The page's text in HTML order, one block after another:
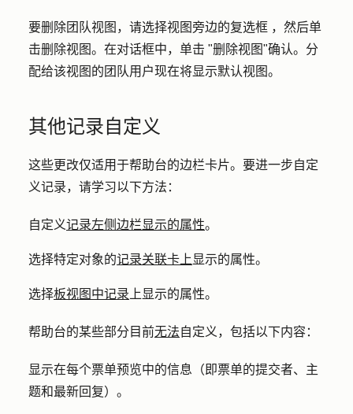
要删除团队视图，请选择视图旁边的复选框 ，然后单
击删除视图。在对话框中，单击 "删除视图"确认。分
配给该视图的团队用户现在将显示默认视图。
其他记录自定义
这些更改仅适用于帮助台的边栏卡片。要进一步自定
义记录，请学习以下方法：
自定义记录左侧边栏显示的属性。
选择特定对象的记录关联卡上 显示的属性。
选择板视图中记录 上显示的属性。
帮助台的某些部分目前无法自定义，包括以下内容：
显示在每个票单预览中的信息（即票单的提交者、主
题和最新回复）。